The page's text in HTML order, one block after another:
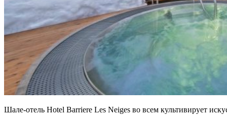
Шале-отель Hotel Barriere Les Neiges во всем культивирует